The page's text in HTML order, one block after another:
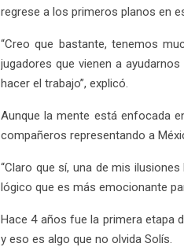
regrese a los primeros planos en
“Creo que bastante, tenemos
jugadores que vienen a
hacer el trabajo”, explicó.
Aunque la mente está enfocada
compañeros representando a
“Claro que sí, una de mis
lógico que es más emocionante
Hace 4 años fue la primera etapa
y eso es algo que no olvida Solís.